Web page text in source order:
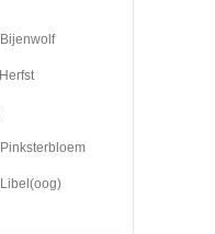
Bijenwolf
Herfst
Pinksterbloem
Libel(oog)